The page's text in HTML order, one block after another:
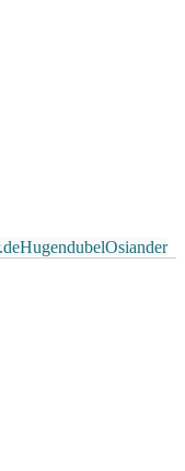
HugendubelOsiander